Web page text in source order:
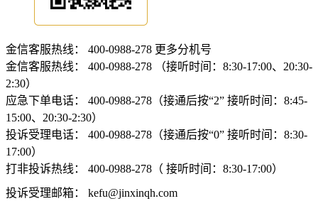
金信客服热线： 400-0988-278 更多分机号
金信客服热线：
400-0988-278 （接听时间：8:30-17:00、20:30-
2:30）
应急下单电话：
400-0988-278（接通后按“2” 接听时间：8:45-
15:00、20:30-2:30）
投诉受理电话：
400-0988-278（接通后按“0” 接听时间：8:30-
17:00）
打非投诉热线：
400-0988-278（ 接听时间：8:30-17:00）
投诉受理邮箱：
kefu@jinxinqh.com